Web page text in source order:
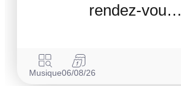
rendez-vou…
Musique06/08/26